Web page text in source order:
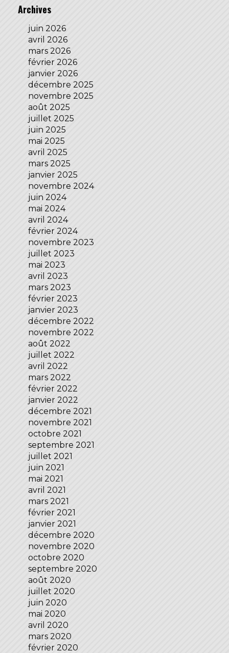
Archives
juin 2026
avril 2026
mars 2026
février 2026
janvier 2026
décembre 2025
novembre 2025
août 2025
juillet 2025
juin 2025
mai 2025
avril 2025
mars 2025
janvier 2025
novembre 2024
juin 2024
mai 2024
avril 2024
février 2024
novembre 2023
juillet 2023
mai 2023
avril 2023
mars 2023
février 2023
janvier 2023
décembre 2022
novembre 2022
août 2022
juillet 2022
avril 2022
mars 2022
février 2022
janvier 2022
décembre 2021
novembre 2021
octobre 2021
septembre 2021
juillet 2021
juin 2021
mai 2021
avril 2021
mars 2021
février 2021
janvier 2021
décembre 2020
novembre 2020
octobre 2020
septembre 2020
août 2020
juillet 2020
juin 2020
mai 2020
avril 2020
mars 2020
février 2020